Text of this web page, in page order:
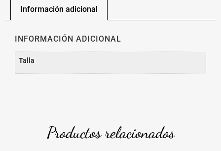
Información adicional
INFORMACIÓN ADICIONAL
Talla
Productos relacionados